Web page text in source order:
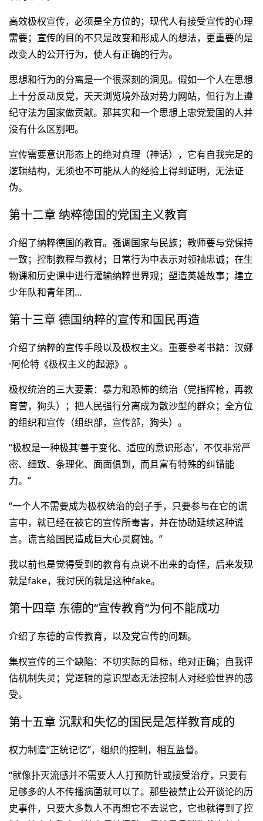
高效极权宣传，必须是全方位的；现代人有接受宣传的心理
需要；宣传的目的不只是改变和形成人的想法，更重要的是
改变人的公开行为，使人有正确的行为。
思想和行为的分离是一个很深刻的洞见。假如一个人在思想
上十分反动反党，天天浏览境外敌对势力网站，但行为上遵
纪守法为国家做贡献。那其实和一个思想上忠党爱国的人并
没有什么区别吧。
宣传需要意识形态上的绝对真理（神话），它有自我完足的
逻辑结构，无须也不可能从人的经验上得到证明，无法证
伪。
第十二章 纳粹德国的党国主义教育
介绍了纳粹德国的教育。强调国家与民族；教师要与党保持
一致；控制教程与教材；日常行为中表示对领袖忠诚；在生
物课和历史课中进行灌输纳粹世界观；塑造英雄故事；建立
少年队和青年团…
第十三章 德国纳粹的宣传和国民再造
介绍了纳粹的宣传手段以及极权主义。重要参考书籍：汉娜
·阿伦特《极权主义的起源》。
极权统治的三大要素：暴力和恐怖的统治（党指挥枪，再教
育营，狗头）；把人民强行分离成为散沙型的群众；全方位
的组织和宣传（组织部，宣传部，狗头）。
“极权是一种极其‘善于变化、适应的意识形态’，不仅非常严
密、细致、条理化、面面俱到，而且富有特殊的纠错能
力。”
“一个人不需要成为极权统治的刽子手，只要参与在它的谎
言中，就已经在被它的宣传所毒害，并在协助延续这种谎
言。谎言给国民造成巨大心灵腐蚀。”
我以前也是觉得受到的教育有点说不出来的奇怪，后来发现
就是fake，我讨厌的就是这种fake。
第十四章 东德的“宣传教育”为何不能成功
介绍了东德的宣传教育，以及党宣传的问题。
集权宣传的三个缺陷：不切实际的目标，绝对正确；自我评
估机制失灵；党逻辑的意识型态无法控制人对经验世界的感
受。
第十五章 沉默和失忆的国民是怎样教育成的
权力制造“正统记忆”，组织的控制，相互监督。
“就像扑灭流感并不需要人人打预防针或接受治疗，只要有
足够多的人不传播病菌就可以了。那些被禁止公开谈论的历
史事件，只要大多数人不再想它不去说它，它也就得到了控